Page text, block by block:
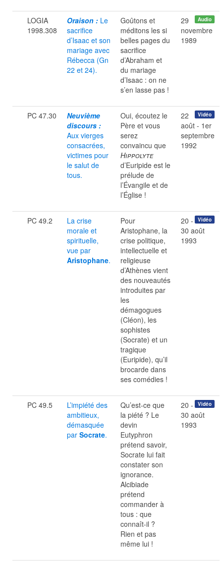
LOGIA
1998.308
Oraison : Le
sacrifice
d’Isaac et son
mariage avec
Rébecca (Gn
22 et 24).
Goûtons et
méditons les si
belles pages du
sacrifice
d’Abraham et
du mariage
d’Isaac : on ne
s’en lasse pas !
Audio
29
novembre
1989
PC 47.30
Neuvième
discours :
Aux vierges
consacrées,
victimes pour
le salut de
tous.
Oui, écoutez le
Père et vous
serez
convaincu que
Hippolyte
d’Euripide est le
prélude de
l’Évangile et de
l’Église !
Vidéo
22
août - 1er
septembre
1992
PC 49.2
La crise
morale et
spirituelle,
vue par
Aristophane.
Pour
Aristophane, la
crise politique,
intellectuelle et
religieuse
d’Athènes vient
des nouveautés
introduites par
les
démagogues
(Cléon), les
sophistes
(Socrate) et un
tragique
(Euripide), qu’il
brocarde dans
ses comédies !
Vidéo
20 -
30 août
1993
PC 49.5
L’impiété des
ambitieux,
démasquée
par Socrate.
Qu’est-ce que
la piété ? Le
devin
Eutyphron
prétend savoir,
Socrate lui fait
constater son
ignorance.
Alcibiade
prétend
commander à
tous : que
connaît-il ?
Rien et pas
même lui !
Vidéo
20 -
30 août
1993